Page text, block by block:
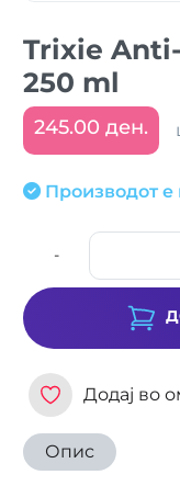
Trixie
250 ml
245.00 ден.
Производот е
-
Додај во
Опис